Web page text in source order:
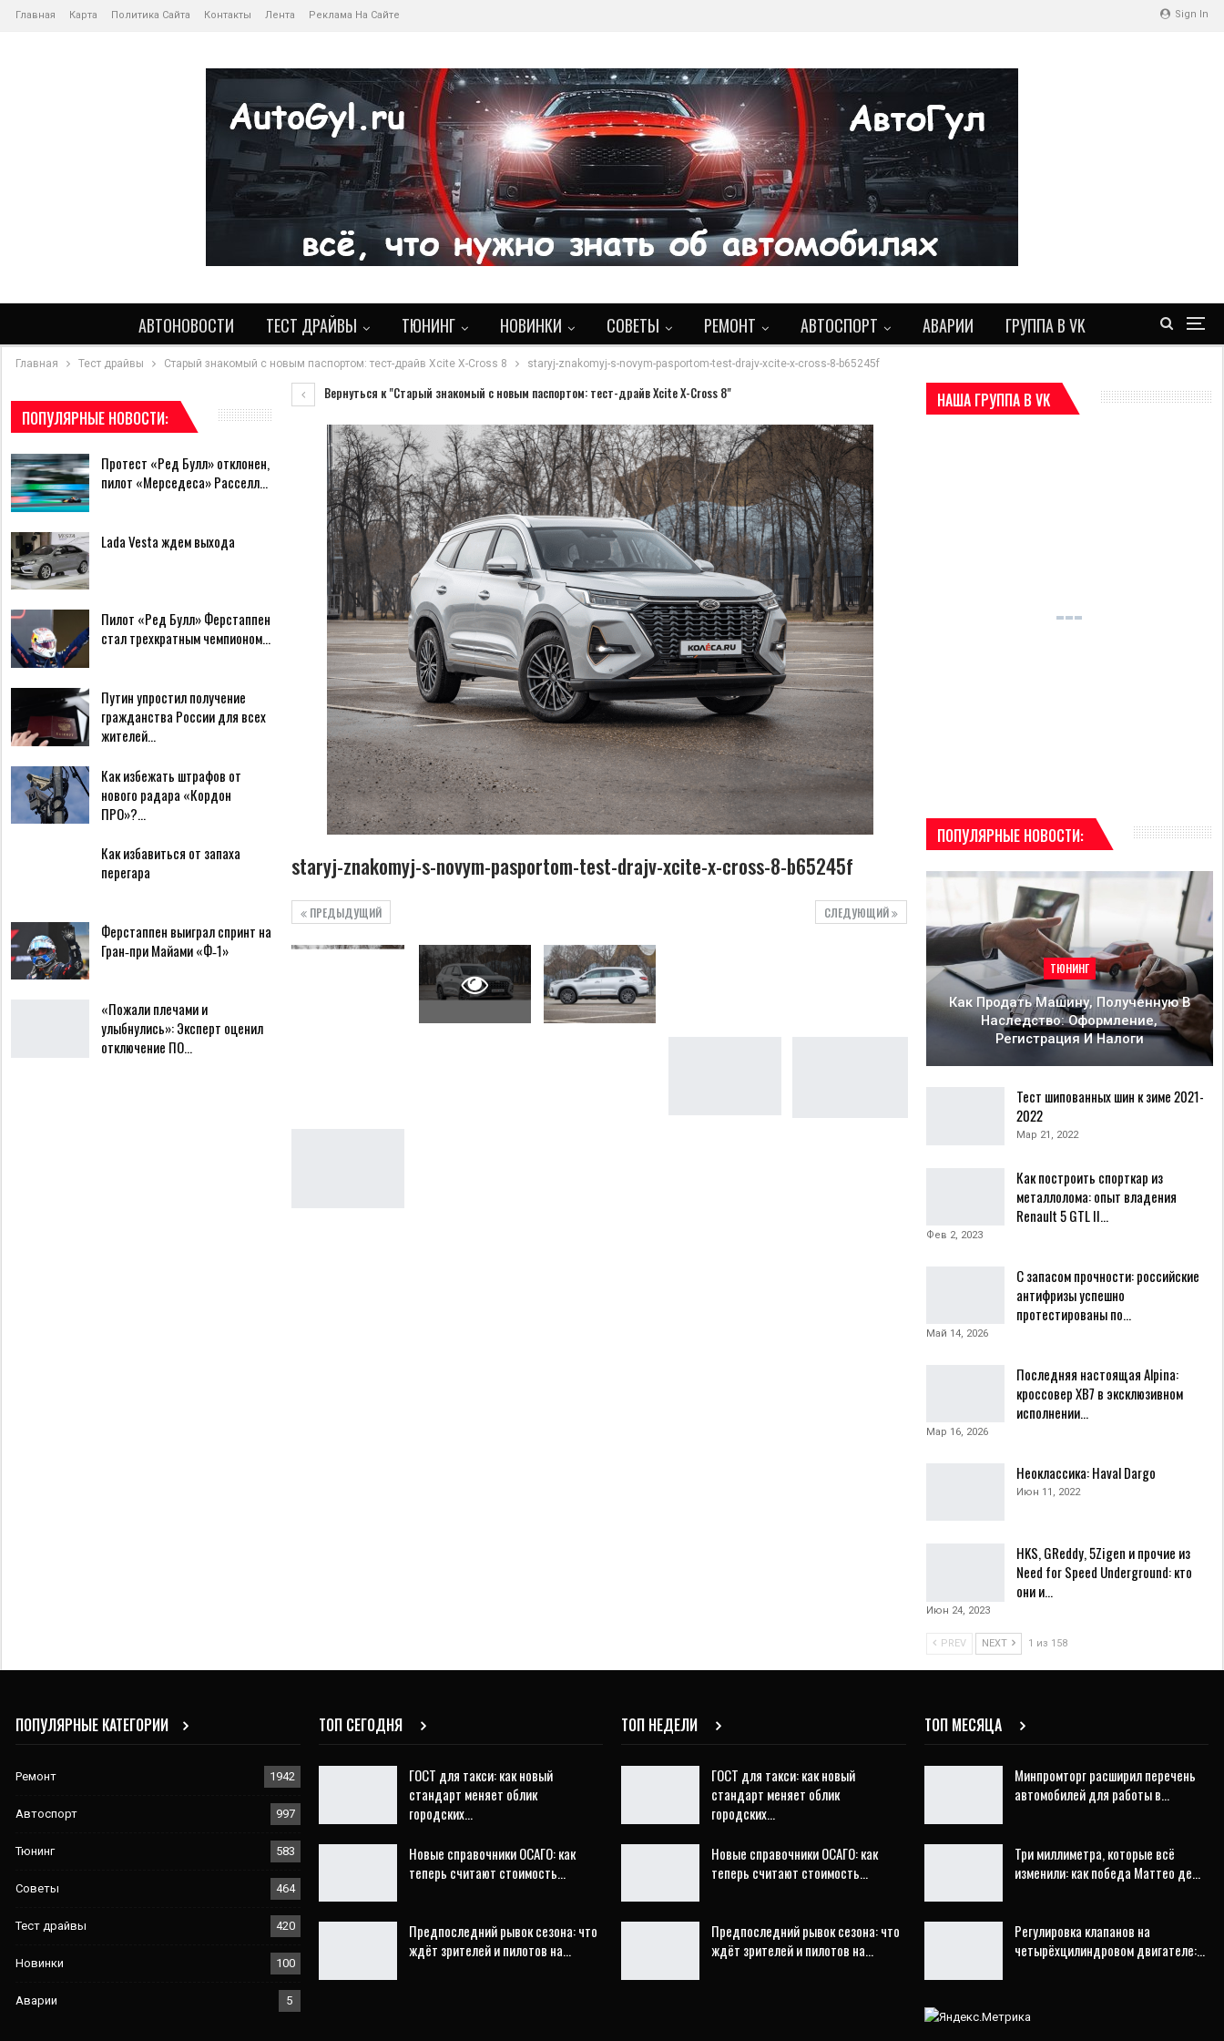
Sign In
Главная Карта Политика Сайта Контакты Лента Реклама На Сайте
АВТОНОВОСТИ ТЕСТ ДРАЙВЫ ТЮНИНГ НОВИНКИ СОВЕТЫ РЕМОНТ АВТОСПОРТ АВАРИИ ГРУППА В VK
Главная Тест драйвы Старый знакомый с новым паспортом: тест-драйв Xcite X-Cross 8 staryj-znakomyj-s-novym-pasportom-test-drajv-xcite-x-cross-8-b65245f
Вернуться к "Старый знакомый с новым паспортом: тест-драйв Xcite X-Cross 8"
staryj-znakomyj-s-novym-pasportom-test-drajv-xcite-x-cross-8-b65245f
СЛЕДУЮЩИЙ
ПРЕДЫДУЩИЙ
НАША ГРУППА В VK
ПОПУЛЯРНЫЕ НОВОСТИ:
ТЮНИНГ
Как Продать Машину, Полученную В
Наследство: Оформление,
Регистрация И Налоги
Тест шипованных шин к зиме 2021-
2022
Мар 21, 2022
Как построить спорткар из
металлолома: опыт владения
Renault 5 GTL II…
Фев 2, 2023
С запасом прочности: российские
антифризы успешно
протестированы по…
Май 14, 2026
Последняя настоящая Alpina:
кроссовер XB7 в эксклюзивном
исполнении…
Мар 16, 2026
Неоклассика: Haval Dargo
Июн 11, 2022
HKS, GReddy, 5Zigen и прочие из
Need for Speed Underground: кто
они и…
Июн 24, 2023
PREV NEXT 1 из 158
ПОПУЛЯРНЫЕ НОВОСТИ:
Протест «Ред Булл» отклонен,
пилот «Мерседеса» Расселл…
Lada Vesta ждем выхода
Пилот «Ред Булл» Ферстаппен
стал трехкратным чемпионом…
Путин упростил получение
гражданства России для всех
жителей…
Как избежать штрафов от
нового радара «Кордон
ПРО»?…
Как избавиться от запаха
перегара
Ферстаппен выиграл спринт на
Гран‑при Майами «Ф‑1»
«Пожали плечами и
улыбнулись»: Эксперт оценил
отключение ПО…
ПОПУЛЯРНЫЕ КАТЕГОРИИ
Ремонт 1942
Автоспорт 997
Тюнинг 583
Советы 464
Тест драйвы 420
Новинки 100
Аварии 5
ТОП СЕГОДНЯ
ГОСТ для такси: как новый
стандарт меняет облик
городских…
Новые справочники ОСАГО: как
теперь считают стоимость…
Предпоследний рывок сезона: что
ждёт зрителей и пилотов на…
ТОП НЕДЕЛИ
ГОСТ для такси: как новый
стандарт меняет облик
городских…
Новые справочники ОСАГО: как
теперь считают стоимость…
Предпоследний рывок сезона: что
ждёт зрителей и пилотов на…
ТОП МЕСЯЦА
Минпромторг расширил перечень
автомобилей для работы в…
Три миллиметра, которые всё
изменили: как победа Маттео де…
Регулировка клапанов на
четырёхцилиндровом двигателе:…